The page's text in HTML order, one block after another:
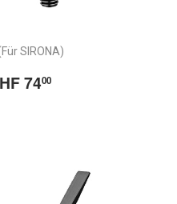
SIRONA)
7400